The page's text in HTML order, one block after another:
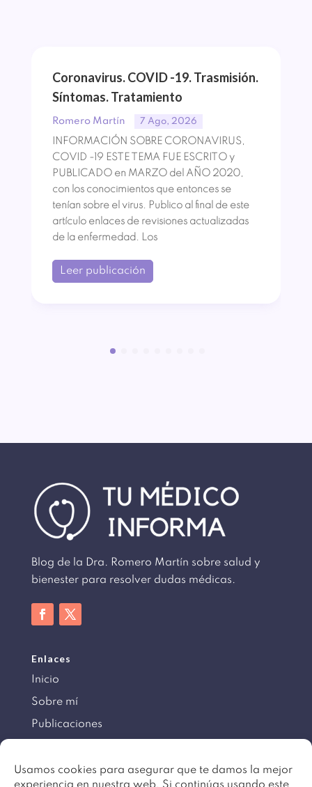
Usamos cookies para asegurar que te damos la mejor
Coronavirus. COVID -19. Trasmisión.
Síntomas. Tratamiento
Romero Martín 7 Ago, 2026
INFORMACIÓN SOBRE CORONAVIRUS,
COVID -19 ESTE TEMA FUE ESCRITO y
PUBLICADO en MARZO del AÑO 2020,
con los conocimientos que entonces se
tenían sobre el virus. Publico al final de este
artículo enlaces de revisiones actualizadas
de la enfermedad. Los
Leer publicación
Blog de la Dra. Romero Martín sobre salud y
bienester para resolver dudas médicas.
Enlaces
Inicio
Sobre mí
Publicaciones
Información